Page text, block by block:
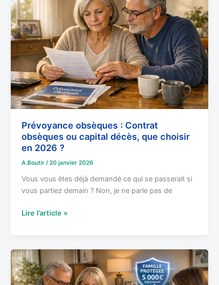
Prévoyance obsèques : Contrat
obsèques ou capital décès, que choisir
en 2026 ?
A.Boutir/20 janvier 2026
Vous vous êtes déjà demandé ce qui se passerait si
vous partiez demain ? Non, je ne parle pas de
:
Contrat
obsèques
ou
capital
décès,
que
choisir
en
?
Lire l’article »
Assurance
Obsèques
2026